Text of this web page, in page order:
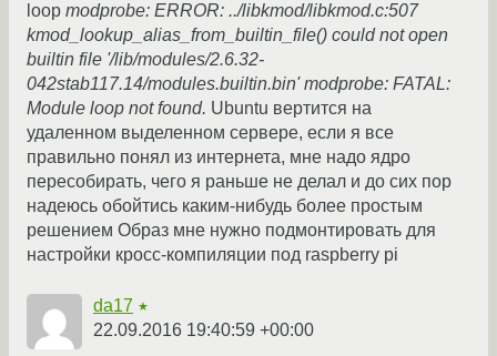
loop modprobe: ERROR: ../libkmod/libkmod.c:507
kmod_lookup_alias_from_builtin_file() could not open
builtin file '/lib/modules/2.6.32-
042stab117.14/modules.builtin.bin' modprobe: FATAL:
Module loop not found. Ubuntu вертится на
удаленном выделенном сервере, если я все
правильно понял из интернета, мне надо ядро
пересобирать, чего я раньше не делал и до сих пор
надеюсь обойтись каким-нибудь более простым
решением Образ мне нужно подмонтировать для
настройки кросс-компиляции под raspberry pi
da17 ★
22.09.2016 19:40:59 +00:00